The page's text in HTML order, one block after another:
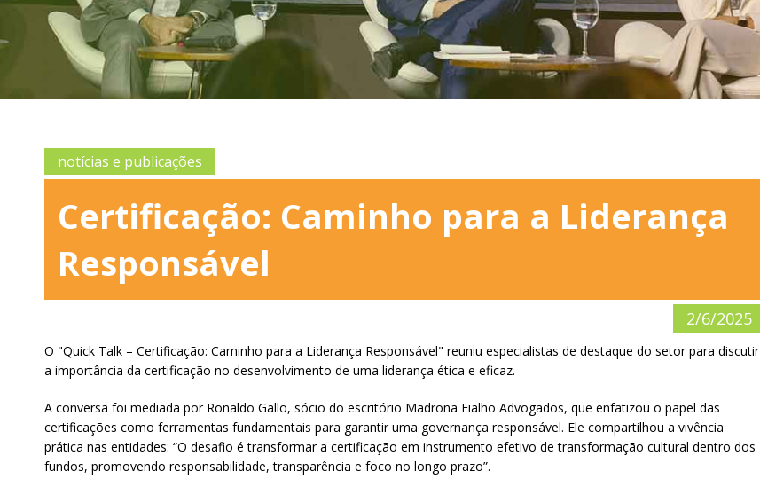
notícias e publicações
Certificação: Caminho para a Liderança
Responsável
2/6/2025
O "Quick Talk – Certificação: Caminho para a Liderança Responsável" reuniu especialistas de destaque do setor para discutir
a importância da certificação no desenvolvimento de uma liderança ética e eficaz.
A conversa foi mediada por Ronaldo Gallo, sócio do escritório Madrona Fialho Advogados, que enfatizou o papel das
certificações como ferramentas fundamentais para garantir uma governança responsável. Ele compartilhou a vivência
prática nas entidades: “O desafio é transformar a certificação em instrumento efetivo de transformação cultural dentro dos
fundos, promovendo responsabilidade, transparência e foco no longo prazo”.